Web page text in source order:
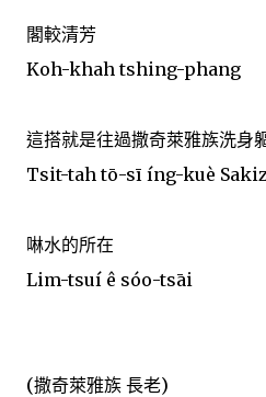
閣較清芳
Koh-khah tshing-phang
這搭就是往過撒奇萊雅族洗身
Tsit-tah tō-sī íng-kuè
啉水的所在
Lim-tsuí ê sóo-tsāi
(撒奇萊雅族 長老)